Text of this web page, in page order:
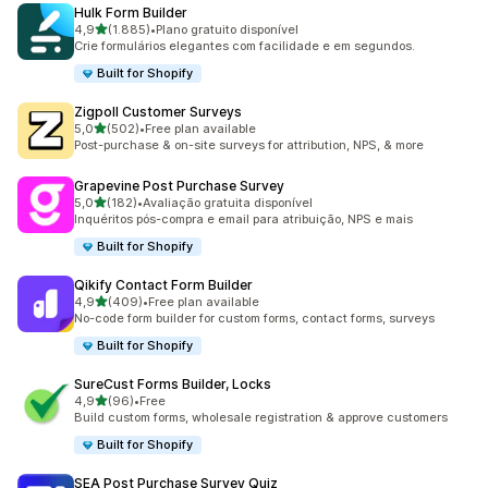
Hulk Form Builder
4,9de 5 estrelas
(1.885)
1885 total de avaliações
•Plano gratuito disponível
Crie formulários elegantes com facilidade e em segundos.
Built for Shopify
Zigpoll Customer Surveys
5,0de 5 estrelas
(502)
502 total de avaliações
•Free plan available
Post-purchase & on-site surveys for attribution, NPS, & more
Grapevine Post Purchase Survey
5,0de 5 estrelas
(182)
182 total de avaliações
•Avaliação gratuita disponível
Inquéritos pós-compra e email para atribuição, NPS e mais
Built for Shopify
Qikify Contact Form Builder
4,9de 5 estrelas
(409)
409 total de avaliações
•Free plan available
No-code form builder for custom forms, contact forms, surveys
Built for Shopify
SureCust Forms Builder, Locks
4,9de 5 estrelas
(96)
96 total de avaliações
•Free
Build custom forms, wholesale registration & approve customers
Built for Shopify
SEA Post Purchase Survey Quiz